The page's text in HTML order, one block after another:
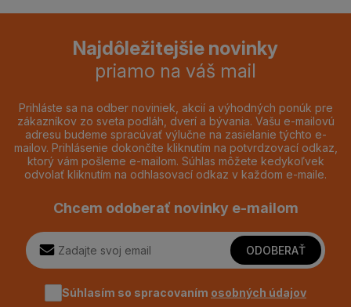
Najdôležitejšie novinky
priamo na váš mail
Prihláste sa na odber noviniek, akcií a výhodných ponúk pre
zákazníkov zo sveta podláh, dverí a bývania. Vašu e-mailovú
adresu budeme spracúvať výlučne na zasielanie týchto e-
mailov. Prihlásenie dokončíte kliknutím na potvrdzovací odkaz,
ktorý vám pošleme e-mailom. Súhlas môžete kedykoľvek
odvolať kliknutím na odhlasovací odkaz v každom e-maile.
Chcem odoberať novinky e-mailom
ODOBERAŤ
Súhlasím so spracovaním osobných údajov